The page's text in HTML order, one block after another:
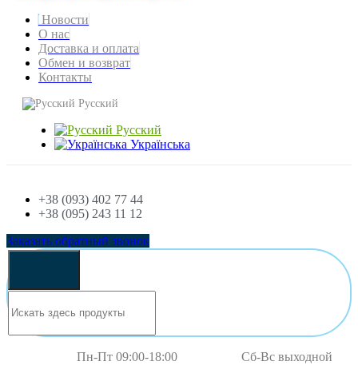
Новости
О нас
Доставка и оплата
Обмен и возврат
Контакты
Русский
Русский
Українська
+38 (093) 402 77 44
+38 (095) 243 11 12
Заказать обратный звонок
Пн-Пт 09:00-18:00 Сб-Вс выходной